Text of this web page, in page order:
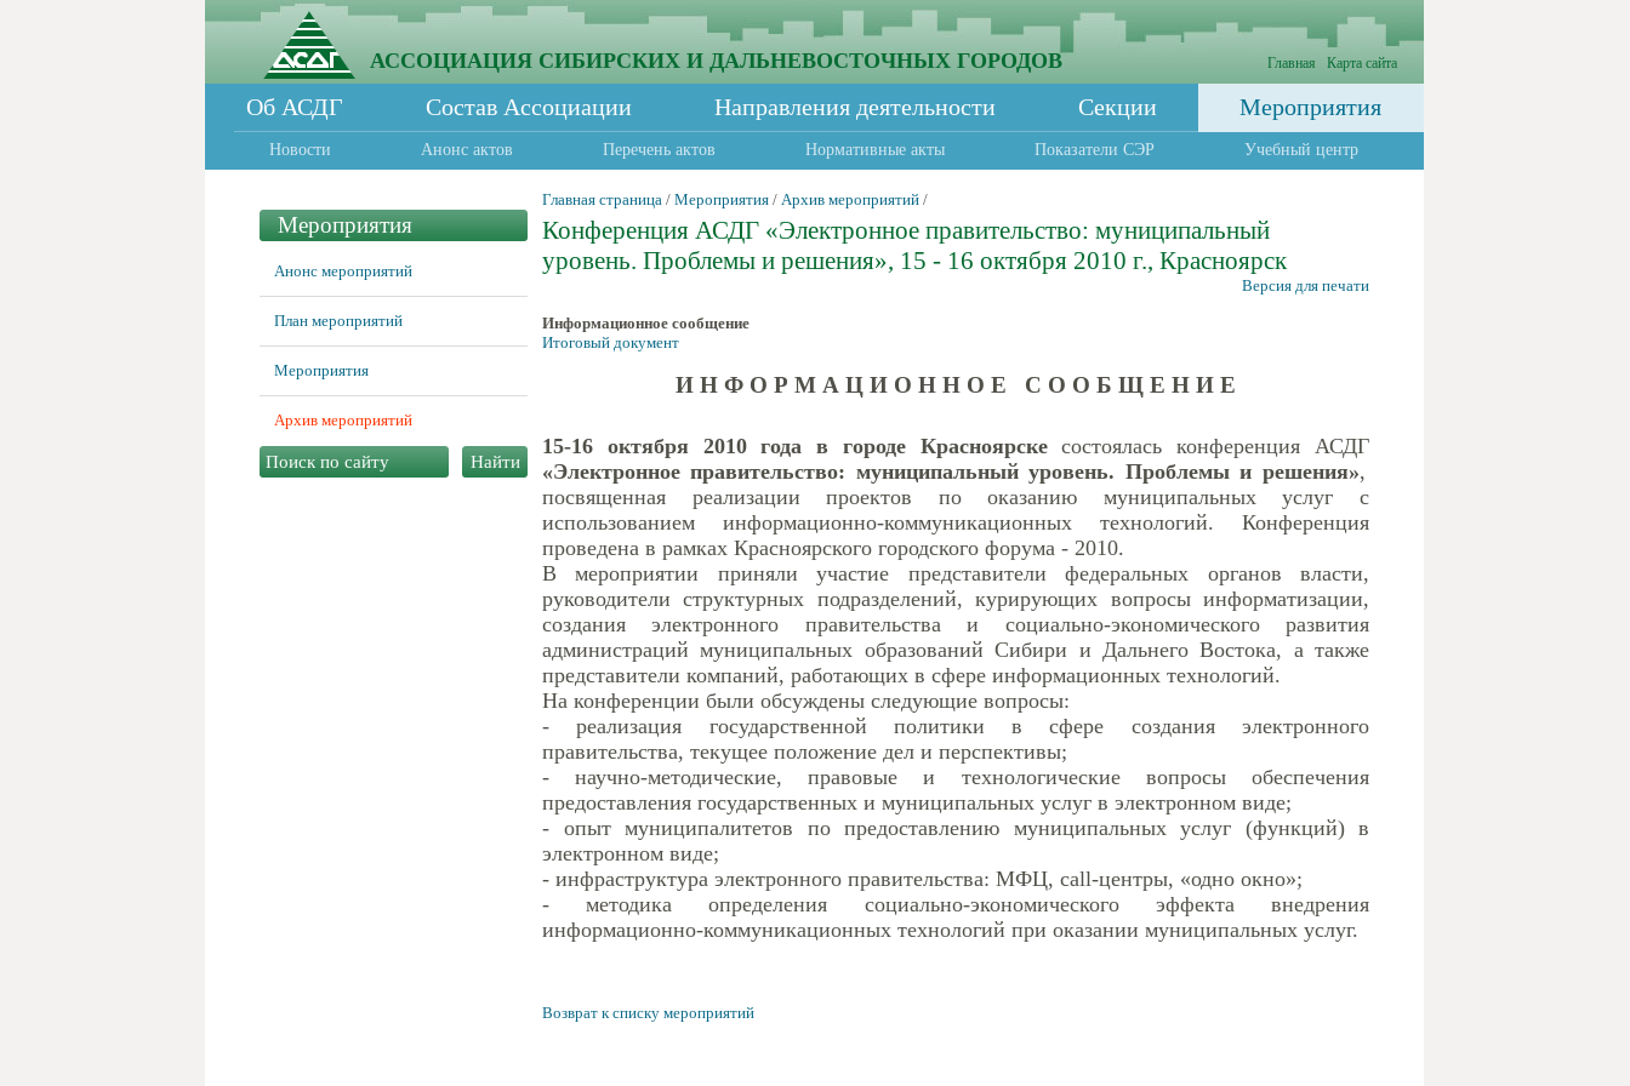
АССОЦИАЦИЯ СИБИРСКИХ И ДАЛЬНЕВОСТОЧНЫХ ГОРОДОВ Главная Карта сайта
Об АСДГ Состав Ассоциации Направления деятельности Секции Мероприятия
Новости Анонс актов Перечень актов Нормативные акты Показатели СЭР Учебный центр
Мероприятия
Анонс мероприятий
План мероприятий
Мероприятия
Архив мероприятий
Главная страница / Мероприятия / Архив мероприятий /
Конференция АСДГ «Электронное правительство: муниципальный
уровень. Проблемы и решения», 15 - 16 октября 2010 г., Красноярск
Версия для печати
Информационное сообщение
Итоговый документ
И Н Ф О Р М А Ц И О Н Н О Е С О О Б Щ Е Н И Е
15-16 октября 2010 года в городе Красноярскесостоялась конференция АСДГ
«Электронное правительство: муниципальный уровень. Проблемы и решения»,
посвященная реализации проектов по оказанию муниципальных услуг с
использованием информационно-коммуникационных технологий. Конференция
проведена в рамках Красноярского городского форума - 2010.
В мероприятии приняли участие представители федеральных органов власти,
руководители структурных подразделений, курирующих вопросы информатизации,
создания электронного правительства и социально-экономического развития
администраций муниципальных образований Сибири и Дальнего Востока, а также
представители компаний, работающих в сфере информационных технологий.
На конференции были обсуждены следующие вопросы:
- реализация государственной политики в сфере создания электронного
правительства, текущее положение дел и перспективы;
- научно-методические, правовые и технологические вопросы обеспечения
предоставления государственных и муниципальных услуг в электронном виде;
- опыт муниципалитетов по предоставлению муниципальных услуг (функций) в
электронном виде;
- инфраструктура электронного правительства: МФЦ, саll-центры, «одно окно»;
- методика определения социально-экономического эффекта внедрения
информационно-коммуникационных технологий при оказании муниципальных услуг.
Возврат к списку мероприятий